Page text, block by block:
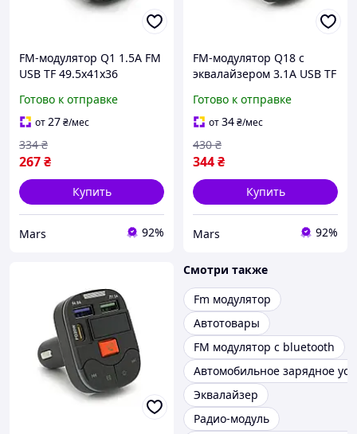
FM-модулятор Q1 1.5A FM
USB TF 49.5х41х36
Готово к отправке
от27₴/мес
267₴
334 ₴
Купить
Mars 92%
FM-модулятор Q18 с
эквалайзером 3.1A USB TF
Готово к отправке
от34₴/мес
344₴
430 ₴
Купить
Mars 92%
Смотри также
Fm модулятор
Автотовары
FM модулятор с bluetooth
Автомобильное зарядное
Эквалайзер
Радио-модуль